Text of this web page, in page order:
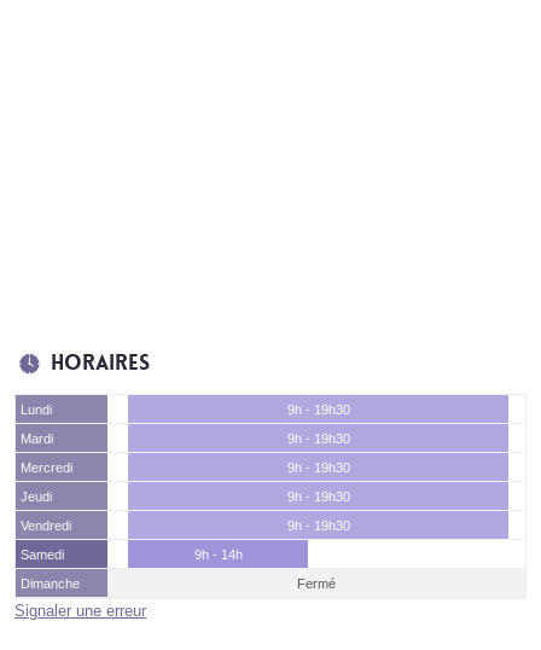
Horaires
Lundi
9h - 19h30
Mardi
9h - 19h30
Mercredi
9h - 19h30
Jeudi
9h - 19h30
Vendredi
9h - 19h30
Samedi
9h - 14h
Dimanche
Fermé
Signaler une erreur